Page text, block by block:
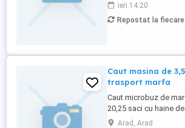
ieri 14:20
Repostat la
Caut masina de
trasport marfa
Caut microbuz de
20,25 saci cu haine
astept oferte de pret
Arad, Arad